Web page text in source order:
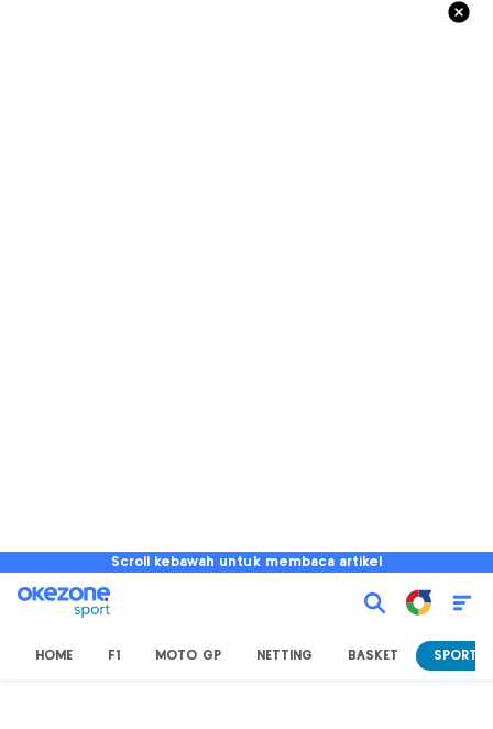
Scroll kebawah untuk membaca artikel
HOME F1 MOTO GP NETTING BASKET SPORT